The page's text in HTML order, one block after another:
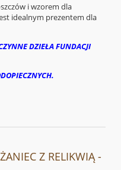
i wzorem dla
idealnym prezentem dla
DZIEŁA FUNDACJI
Z RELIKWIĄ -